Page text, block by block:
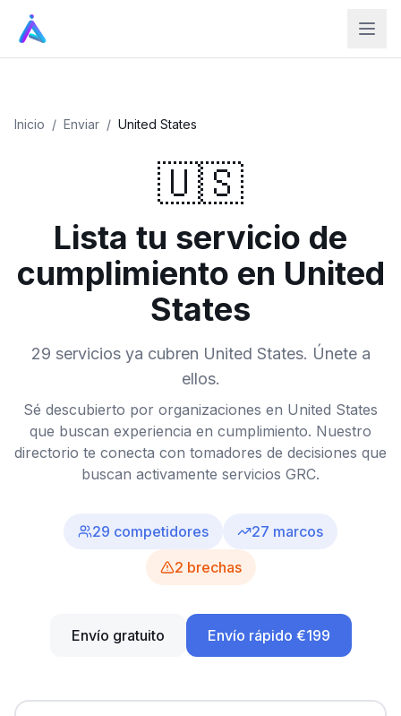
Inicio / Enviar / United States
🇺🇸
Lista tu servicio de
cumplimiento en United
States
29 servicios ya cubren United States. Únete a
ellos.
Sé descubierto por organizaciones en United States
que buscan experiencia en cumplimiento. Nuestro
directorio te conecta con tomadores de decisiones que
buscan activamente servicios GRC.
29 competidores 27 marcos
2 brechas
Envío gratuito Envío rápido €199